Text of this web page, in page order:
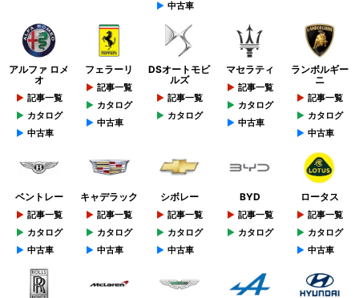
中古車
アルファ ロメ
オ
記事一覧
カタログ
中古車
フェラーリ
記事一覧
カタログ
中古車
DSオートモビ
ルズ
記事一覧
カタログ
マセラティ
記事一覧
カタログ
中古車
ランボルギー
ニ
記事一覧
カタログ
中古車
ベントレー
記事一覧
カタログ
中古車
キャデラック
記事一覧
カタログ
中古車
シボレー
記事一覧
カタログ
中古車
BYD
記事一覧
カタログ
ロータス
記事一覧
カタログ
中古車